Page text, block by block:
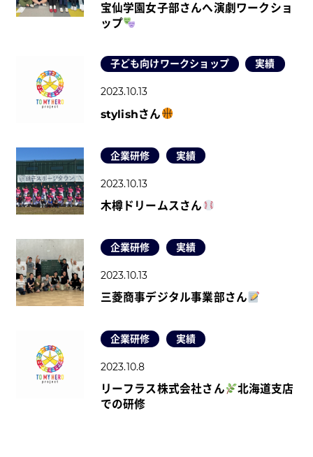
宝仙学園女子部さんへ演劇ワークショ
ップ
子ども向けワークショップ 実績
2023.10.13
stylishさん
企業研修 実績
2023.10.13
木樽ドリームスさん
企業研修 実績
2023.10.13
三菱商事デジタル事業部さん
企業研修 実績
2023.10.8
リーフラス株式会社さん
北海道支店
での研修